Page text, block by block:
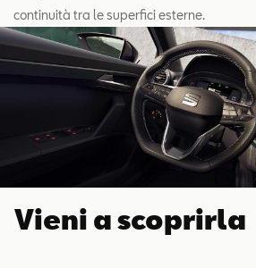
continuità tra le superfici esterne.
Vieni a scoprirla